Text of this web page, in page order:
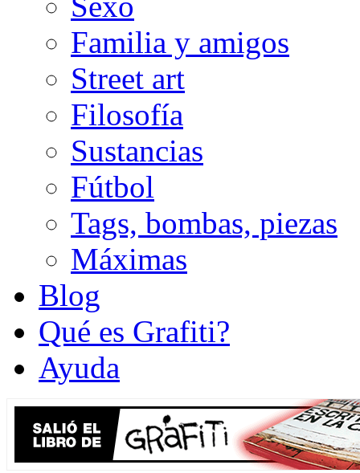
Familia y amigos
Street art
Filosofía
Sustancias
Fútbol
Tags, bombas, piezas
Máximas
Blog
Qué es Grafiti?
Ayuda